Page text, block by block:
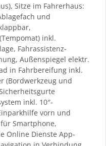
Sitze im Fahrerhaus:
und
inkl.
Fahrassistenz-
Außenspiegel elektr.
in Fahrbereifung inkl.
(Bordwerkzeug und
inkl. 10″-
vorn und
Smartphone,
Online Dienste App-